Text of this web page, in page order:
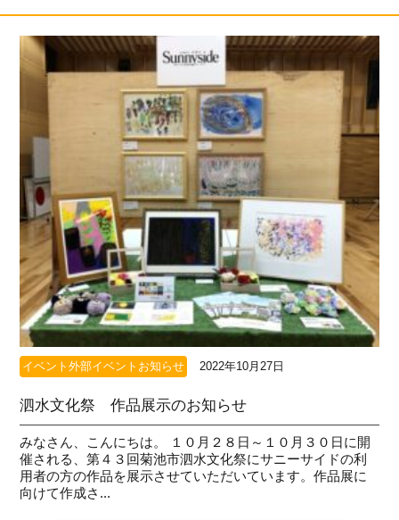
イベント外部イベントお知らせ 2022年10月27日
泗水文化祭 作品展示のお知らせ
みなさん、こんにちは。 １０月２８日～１０月３０日に開
催される、第４３回菊池市泗水文化祭にサニーサイドの利
用者の方の作品を展示させていただいています。作品展に
向けて作成さ...